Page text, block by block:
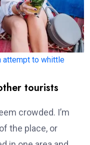
attempt to whittle
tourists
crowded. I’m
the place, or